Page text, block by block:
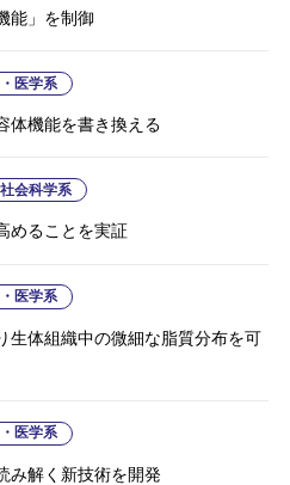
能」を制御
医学系
体機能を書き換える
会科学系
めることを実証
医学系
生体組織中の微細な脂質分布を可
医学系
み解く新技術を開発
開発
光学機能を発見
るナノダイヤモンドだけを光の圧
る原子の動きをリアルタイムに
能」を制御
医学系
体機能を書き換える
医学系
体組織中の微細な脂質分布を可
医学系
解く新技術を開発
医学系
、脳は“考える”
体を実現
つかない？／ 氷のような乱れに
でも揺らいでいる状態を発見
マーのクエンチ機構の解明に前
す」の一文で、骨髄ドナーの提
会科学系
い！／ 自分自身に認知行動療法
会科学系
認知を高め、 マスク着用を促す
会科学系
ワクチン接種メッセージの「光
る新指標／ ガラガラ声の程度を
「ARI」を開発！
面に局在する 発光中心のエネル
も発生！／ プラズモンと分子の